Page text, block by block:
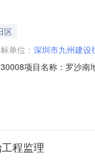
区
单位： 深圳市九州建设
项目名称：罗沙
结果及业绩文件序号
程监理